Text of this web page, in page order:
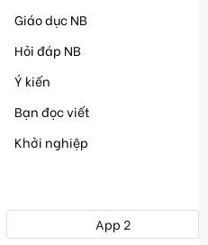
Giáo dục NB
Hỏi đáp NB
Ý kiến
Bạn đọc viết
Khởi nghiệp
App 2